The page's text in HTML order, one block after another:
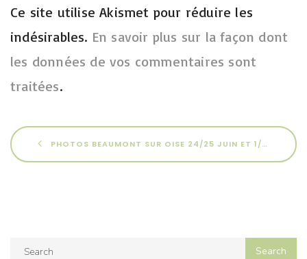
Ce site utilise Akismet pour réduire les
indésirables. En savoir plus sur la façon dont
les données de vos commentaires sont
traitées.
PHOTOS BEAUMONT SUR OISE 24/25 JUIN ET 1/2 JUILLET 2023